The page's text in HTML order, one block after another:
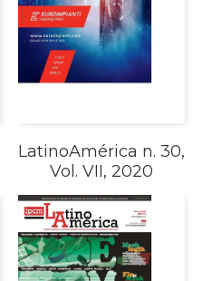
LatinoAmérica n. 30,
Vol. VII, 2020